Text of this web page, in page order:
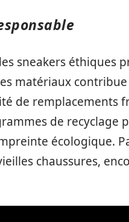
sneakers éthiques
matériaux
de remplacements
de recyclage
écologique.
chaussures,